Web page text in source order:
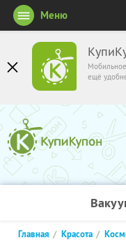
ещё
Меню
Главная Красота